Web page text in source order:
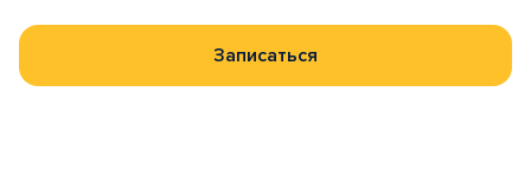
Записаться